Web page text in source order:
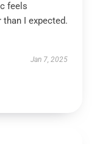
feels
I expected.
Jan 7, 2025